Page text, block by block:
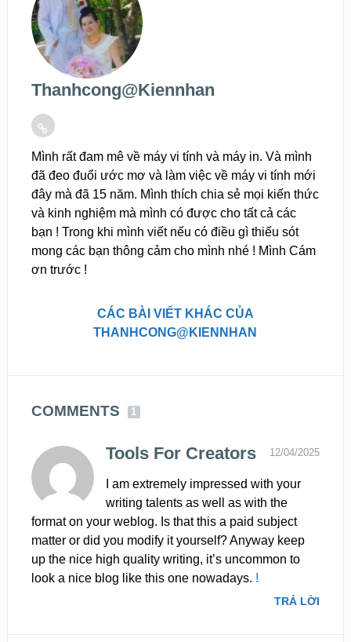
Thanhcong@kiennhan
Mình rất đam mê về máy vi tính và máy in. Và mình
đã đeo đuổi ước mơ và làm việc về máy vi tính mới
đây mà đã 15 năm. Mình thích chia sẻ mọi kiến thức
và kinh nghiệm mà mình có được cho tất cả các
bạn ! Trong khi mình viết nếu có điều gì thiếu sót
mong các bạn thông cảm cho mình nhé ! Mình Cám
ơn trước !
CÁC BÀI VIẾT KHÁC CỦA
THANHCONG@KIENNHAN
COMMENTS 1
Tools For Creators 12/04/2025
I am extremely impressed with your
writing talents as well as with the
format on your weblog. Is that this a paid subject
matter or did you modify it yourself? Anyway keep
up the nice high quality writing, it’s uncommon to
look a nice blog like this one nowadays. !
TRẢ LỜI